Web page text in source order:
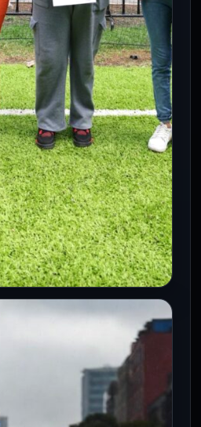
CDMX recibirán
a los
gestación
30 de julio de 2026.- El